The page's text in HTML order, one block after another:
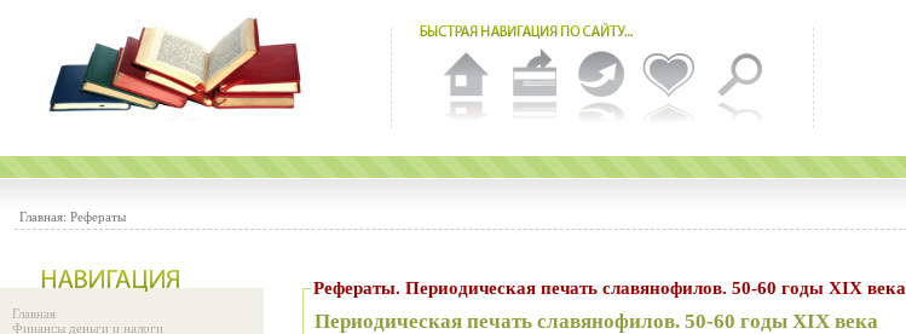
Главная: Рефераты
Главная
Финансы деньги и налоги
Рефераты. Периодическая печать славянофилов. 50-60 годы ХІХ века
Периодическая печать славянофилов. 50-60 годы ХІХ века